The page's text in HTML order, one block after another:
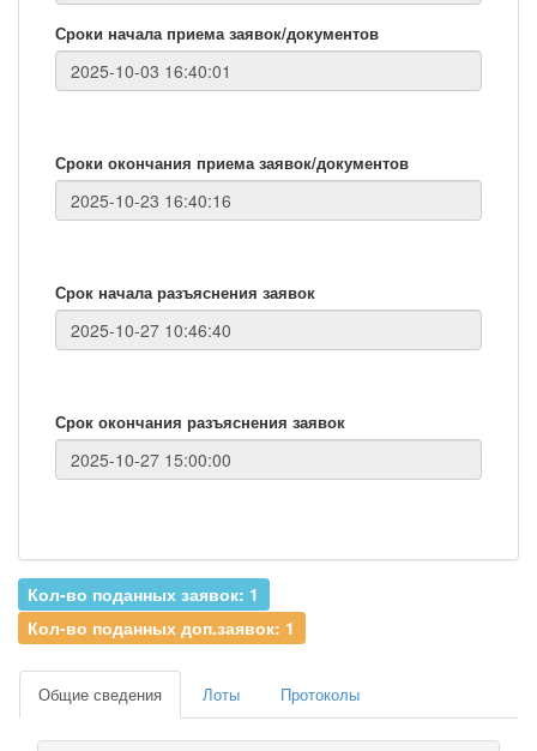
Сроки начала приема заявок/документов
Сроки окончания приема заявок/документов
Срок начала разъяснения заявок
Срок окончания разъяснения заявок
Кол-во поданных заявок: 1
Кол-во поданных доп.заявок: 1
Общие сведения Лоты Протоколы